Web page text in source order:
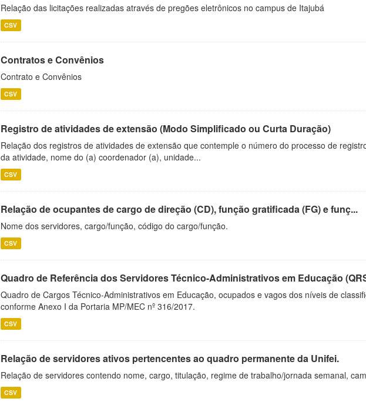
Relação das licitações realizadas através de pregões eletrônicos no campus de Itajubá
CSV
Contratos e Convênios
Contrato e Convênios
CSV
Registro de atividades de extensão (Modo Simplificado ou Curta Duração)
Relação dos registros de atividades de extensão que contemple o número do processo de
da atividade, nome do (a) coordenador (a), unidade...
CSV
Relação de ocupantes de cargo de direção (CD), função gratificada (FG) e funç...
Nome dos servidores, cargo/função, código do cargo/função.
CSV
Quadro de Referência dos Servidores Técnico-Administrativos em Educação
Quadro de Cargos Técnico-Administrativos em Educação, ocupados e vagos dos níveis de
conforme Anexo I da Portaria MP/MEC nº 316/2017.
CSV
Relação de servidores ativos pertencentes ao quadro permanente da Unifei.
Relação de servidores contendo nome, cargo, titulação, regime de trabalho/jornada semanal,
CSV